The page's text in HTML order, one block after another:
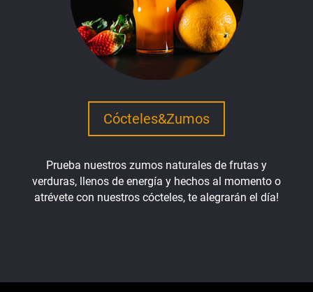
Cócteles&Zumos
Prueba nuestros zumos naturales de frutas y
verduras, llenos de energía y hechos al momento o
atrévete con nuestros cócteles, te alegrarán el día!